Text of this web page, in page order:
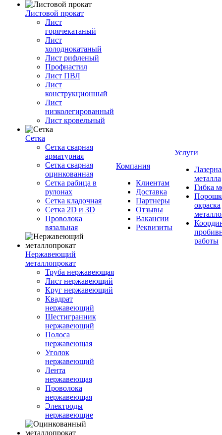
Листовой прокат
Лист
горячекатаный
Лист
холоднокатаный
Лист рифленый
Профнастил
Лист ПВЛ
Лист
конструкционный
Лист
низколегированный
Лист кровельный
Сетка
Сетка сварная
арматурная
Сетка сварная
оцинкованная
Сетка рабица в
рулонах
Сетка кладочная
Сетка 2D и 3D
Проволока
вязальная
Нержавеющий
металлопрокат
Труба нержавеющая
Лист нержавеющий
Круг нержавеющий
Квадрат
нержавеющий
Шестигранник
нержавеющий
Полоса
нержавеющая
Уголок
нержавеющий
Лента
нержавеющая
Проволока
нержавеющая
Электроды
нержавеющие
Компания
Клиентам
Доставка
Партнеры
Отзывы
Вакансии
Реквизиты
Услуги
металла
Гибка
окраска
работы